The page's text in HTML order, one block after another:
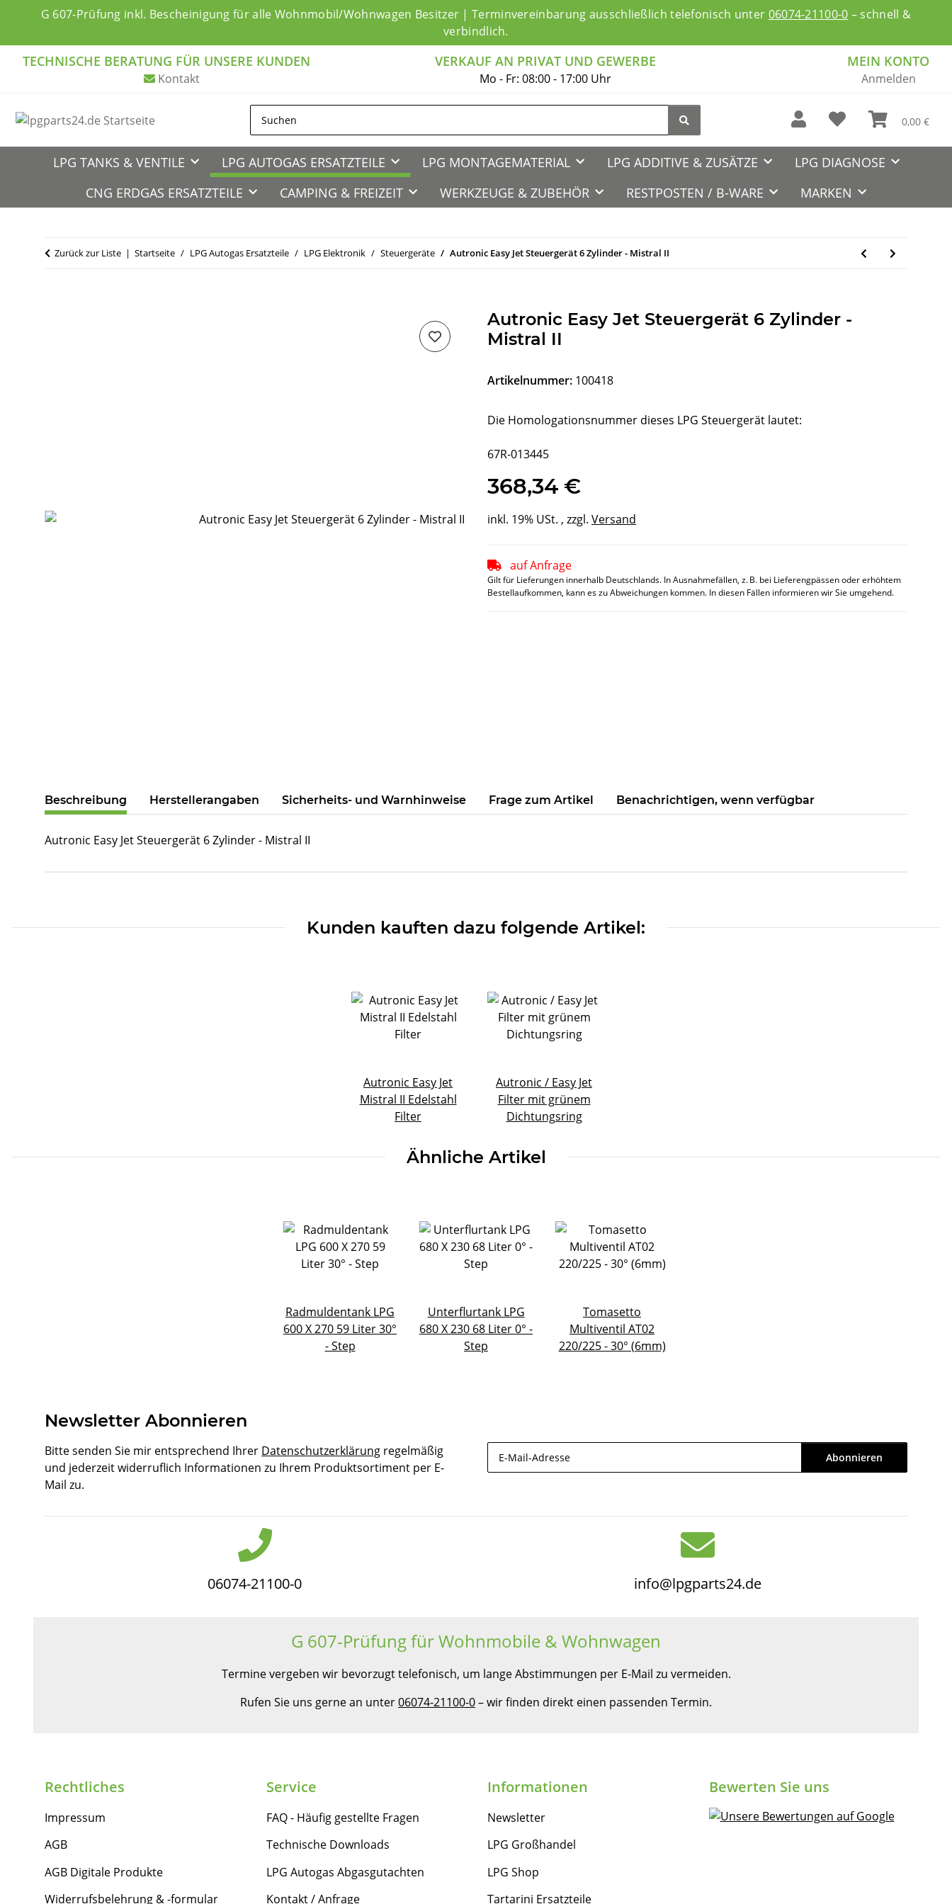
G 607-Prüfung inkl. Bescheinigung für alle Wohnmobil/Wohnwagen Besitzer | Terminvereinbarung ausschließlich telefonisch unter 06074-21100-0 – schnell &
verbindlich.
MEIN KONTO
Anmelden
VERKAUF AN PRIVAT UND GEWERBE
Mo - Fr: 08:00 - 17:00 Uhr
TECHNISCHE BERATUNG FÜR UNSERE KUNDEN
Kontakt
0,00 €
LPG TANKS & VENTILE LPG AUTOGAS ERSATZTEILE LPG MONTAGEMATERIAL LPG ADDITIVE & ZUSÄTZE
LPG DIAGNOSE
CNG ERDGAS ERSATZTEILE
CAMPING & FREIZEIT WERKZEUGE & ZUBEHÖR RESTPOSTEN / B-WARE MARKEN
Zurück zur Liste Startseite LPG Autogas Ersatzteile LPG Elektronik Steuergeräte Autronic Easy Jet Steuergerät 6 Zylinder - Mistral II
Autronic Easy Jet Steuergerät 6 Zylinder -
Mistral II
Artikelnummer: 100418
Die Homologationsnummer dieses LPG Steuergerät lautet:
67R-013445
368,34 €
inkl. 19% USt. , zzgl. Versand
auf Anfrage
Gilt für Lieferungen innerhalb Deutschlands. In Ausnahmefällen, z. B. bei Lieferengpässen oder erhöhtem
Bestellaufkommen, kann es zu Abweichungen kommen. In diesen Fällen informieren wir Sie umgehend.
weitere Registerkarten anzeigen
Beschreibung Herstellerangaben Sicherheits- und Warnhinweise Frage zum Artikel Benachrichtigen, wenn verfügbar
Autronic Easy Jet Steuergerät 6 Zylinder - Mistral II
Kunden kauften dazu folgende Artikel:
Autronic Easy Jet
Mistral II Edelstahl
Filter
Autronic / Easy Jet
Filter mit grünem
Dichtungsring
Ähnliche Artikel
Radmuldentank LPG
600 X 270 59 Liter 30°
- Step
Unterflurtank LPG
680 X 230 68 Liter 0° -
Step
Tomasetto
Multiventil AT02
220/225 - 30° (6mm)
Newsletter Abonnieren
Bitte senden Sie mir entsprechend Ihrer Datenschutzerklärung regelmäßig
und jederzeit widerruflich Informationen zu Ihrem Produktsortiment per E-
Mail zu.
Abonnieren
06074-21100-0 info@lpgparts24.de
G 607-Prüfung für Wohnmobile & Wohnwagen
Termine vergeben wir bevorzugt telefonisch, um lange Abstimmungen per E-Mail zu vermeiden.
Rufen Sie uns gerne an unter06074-21100-0– wir finden direkt einen passenden Termin.
Rechtliches
Impressum
AGB
AGB Digitale Produkte
Widerrufsbelehrung & -formular
Service
FAQ - Häufig gestellte Fragen
Technische Downloads
LPG Autogas Abgasgutachten
Kontakt / Anfrage
Informationen
Newsletter
LPG Großhandel
LPG Shop
Tartarini Ersatzteile
Bewerten Sie uns